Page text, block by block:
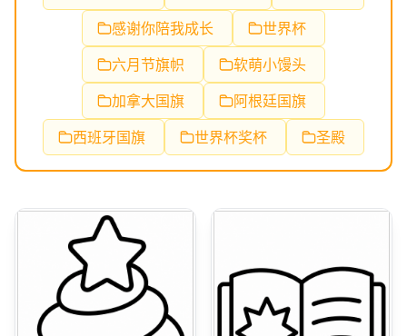
感谢你陪我成长
世界杯
六月节旗帜
软萌小馒头
加拿大国旗
阿根廷国旗
西班牙国旗
世界杯奖杯 圣殿